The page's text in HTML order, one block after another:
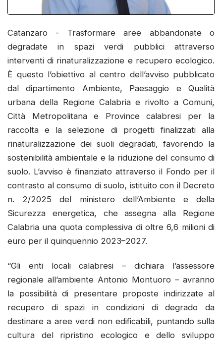
Catanzaro - Trasformare aree abbandonate o
degradate in spazi verdi pubblici attraverso
interventi di rinaturalizzazione e recupero ecologico.
È questo l’obiettivo al centro dell’avviso pubblicato
dal dipartimento Ambiente, Paesaggio e Qualità
urbana della Regione Calabria e rivolto a Comuni,
Città Metropolitana e Province calabresi per la
raccolta e la selezione di progetti finalizzati alla
rinaturalizzazione dei suoli degradati, favorendo la
sostenibilità ambientale e la riduzione del consumo di
suolo. L’avviso è finanziato attraverso il Fondo per il
contrasto al consumo di suolo, istituito con il Decreto
n. 2/2025 del ministero dell’Ambiente e della
Sicurezza energetica, che assegna alla Regione
Calabria una quota complessiva di oltre 6,6 milioni di
euro per il quinquennio 2023–2027.
“Gli enti locali calabresi – dichiara l’assessore
regionale all’ambiente Antonio Montuoro – avranno
la possibilità di presentare proposte indirizzate al
recupero di spazi in condizioni di degrado da
destinare a aree verdi non edificabili, puntando sulla
cultura del ripristino ecologico e dello sviluppo